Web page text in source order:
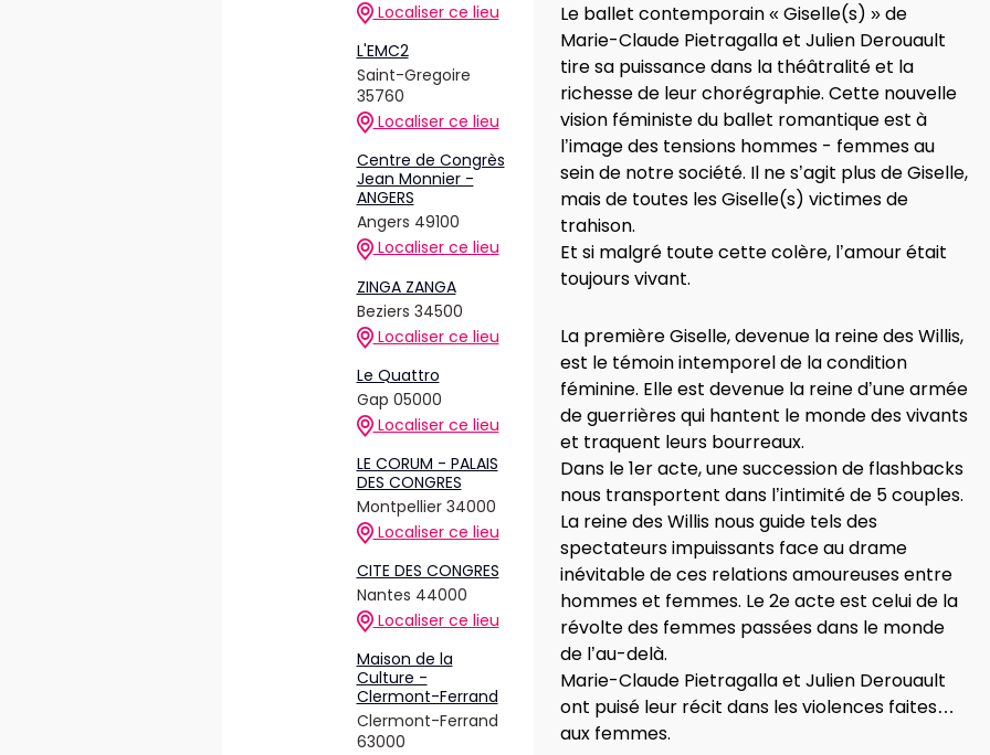
Localiser ce lieu
L'EMC2
Saint-Gregoire
35760
Localiser ce lieu
Centre de Congrès
Jean Monnier -
ANGERS
Angers 49100
Localiser ce lieu
ZINGA ZANGA
Beziers 34500
Localiser ce lieu
Le Quattro
Gap 05000
Localiser ce lieu
LE CORUM - PALAIS
DES CONGRES
Montpellier 34000
Localiser ce lieu
CITE DES CONGRES
Nantes 44000
Localiser ce lieu
Maison de la
Culture -
Clermont-Ferrand
Clermont-Ferrand
63000
Le ballet contemporain « Giselle(s) » de
Marie-Claude Pietragalla et Julien Derouault
tire sa puissance dans la théâtralité et la
richesse de leur chorégraphie. Cette nouvelle
vision féministe du ballet romantique est à
l’image des tensions hommes - femmes au
sein de notre société. Il ne s’agit plus de Giselle,
mais de toutes les Giselle(s) victimes de
trahison.
Et si malgré toute cette colère, l’amour était
toujours vivant.
La première Giselle, devenue la reine des Willis,
est le témoin intemporel de la condition
féminine. Elle est devenue la reine d’une armée
de guerrières qui hantent le monde des vivants
et traquent leurs bourreaux.
Dans le 1er acte, une succession de flashbacks
nous transportent dans l’intimité de 5 couples.
La reine des Willis nous guide tels des
spectateurs impuissants face au drame
inévitable de ces relations amoureuses entre
hommes et femmes. Le 2e acte est celui de la
révolte des femmes passées dans le monde
de l’au-delà.
Marie-Claude Pietragalla et Julien Derouault
ont puisé leur récit dans les violences faites
aux femmes.